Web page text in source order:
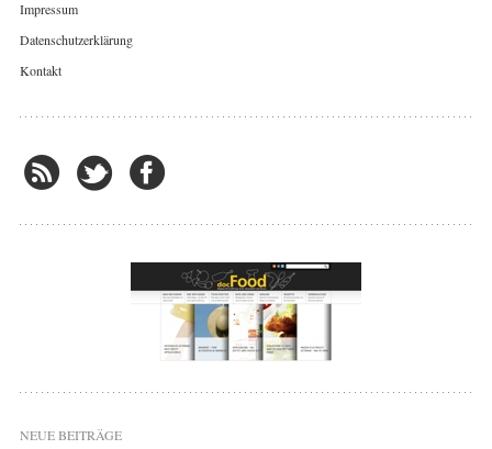
Impressum
Datenschutzerklärung
Kontakt
NEUE BEITRÄGE